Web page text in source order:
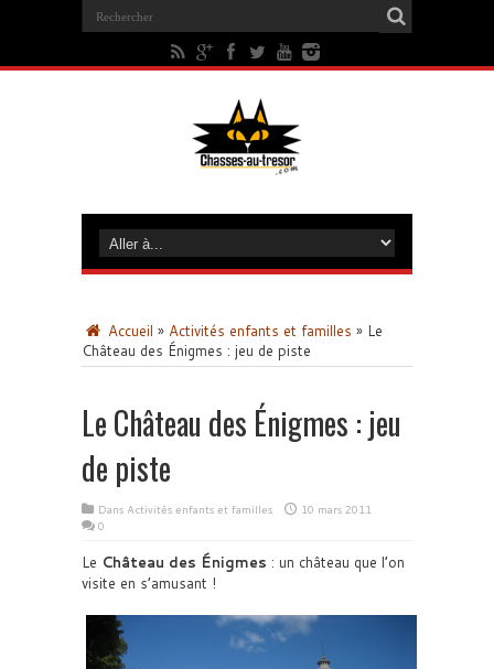
Accueil » Activités enfants et familles » Le
Château des Énigmes : jeu de piste
Le Château des Énigmes : jeu
de piste
Dans Activités enfants et familles
10 mars 2011
0
Le Château des Énigmes : un château que l’on
visite en s’amusant !